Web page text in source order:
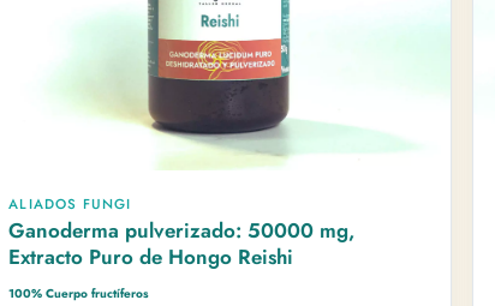
ALIADOS FUNGI
Ganoderma pulverizado: 50000 mg,
Extracto Puro de Hongo Reishi
100% Cuerpo fructíferos